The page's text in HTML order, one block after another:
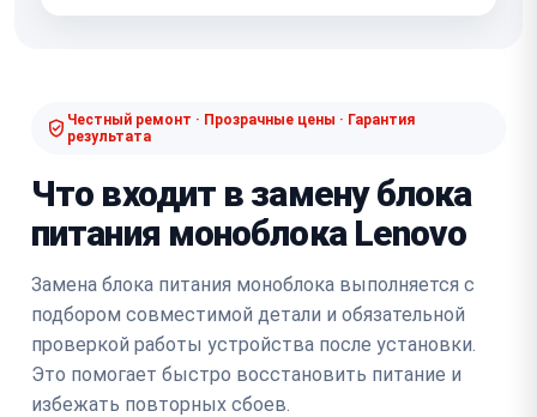
Честный ремонт · Прозрачные цены · Гарантия
результата
Что входит в замену блока
питания моноблока Lenovo
Замена блока питания моноблока выполняется с
подбором совместимой детали и обязательной
проверкой работы устройства после установки.
Это помогает быстро восстановить питание и
избежать повторных сбоев.